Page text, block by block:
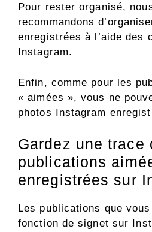
Pour rester organisé,
recommandons
enregistrées à l’aide des
Instagram.
Enfin, comme pour les
« aimées », vous ne
photos Instagram
Gardez une trace
publications
enregistrées sur
Les publications que
fonction de signet sur